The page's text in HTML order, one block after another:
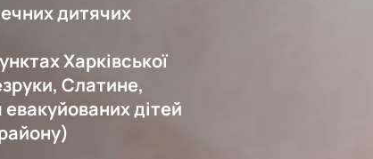
дитячих
Харківської
Слатине,
дітей